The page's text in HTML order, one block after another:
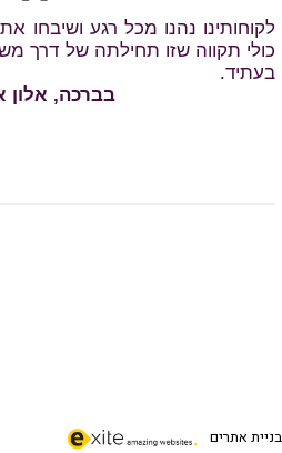
בניית אתרים